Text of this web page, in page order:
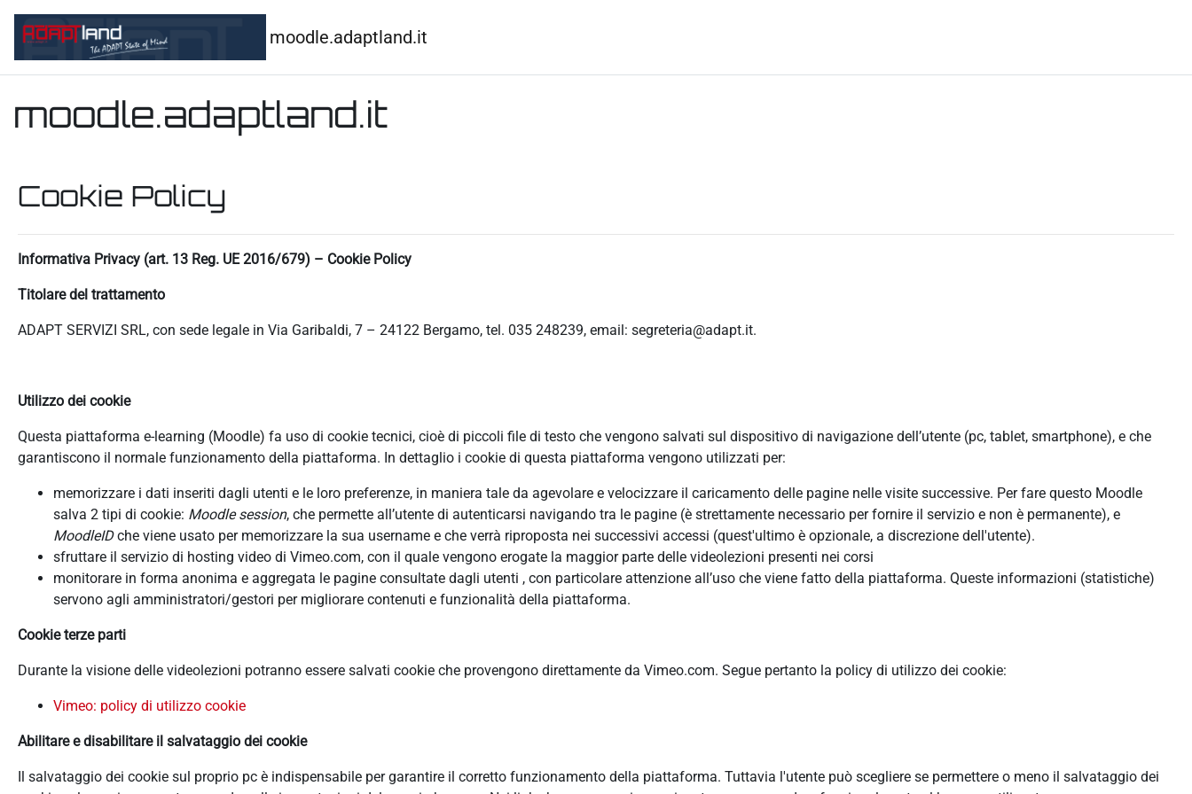
moodle.adaptland.it
moodle.adaptland.it
Cookie Policy
Informativa Privacy (art. 13 Reg. UE 2016/679) – Cookie Policy
Titolare del trattamento
ADAPT SERVIZI SRL, con sede legale in Via Garibaldi, 7 – 24122 Bergamo, tel. 035 248239, email: segreteria@adapt.it.
Utilizzo dei cookie
Questa piattaforma e-learning (Moodle) fa uso di cookie tecnici, cioè di piccoli file di testo che vengono salvati sul dispositivo di navigazione dell’utente (pc, tablet, smartphone), e che
garantiscono il normale funzionamento della piattaforma. In dettaglio i cookie di questa piattaforma vengono utilizzati per:
memorizzare i dati inseriti dagli utenti e le loro preferenze, in maniera tale da agevolare e velocizzare il caricamento delle pagine nelle visite successive. Per fare questo Moodle
salva 2 tipi di cookie: Moodle session, che permette all’utente di autenticarsi navigando tra le pagine (è strettamente necessario per fornire il servizio e non è permanente), e
MoodleIDche viene usato per memorizzare la sua username e che verrà riproposta nei successivi accessi (quest'ultimo è opzionale, a discrezione dell'utente).
sfruttare il servizio di hosting video di Vimeo.com, con il quale vengono erogate la maggior parte delle videolezioni presenti nei corsi
monitorare in forma anonima e aggregata le pagine consultate dagli utenti , con particolare attenzione all’uso che viene fatto della piattaforma. Queste informazioni (statistiche)
servono agli amministratori/gestori per migliorare contenuti e funzionalità della piattaforma.
Cookie terze parti
Durante la visione delle videolezioni potranno essere salvati cookie che provengono direttamente da Vimeo.com. Segue pertanto la policy di utilizzo dei cookie:
Vimeo: policy di utilizzo cookie
Abilitare e disabilitare il salvataggio dei cookie
Il salvataggio dei cookie sul proprio pc è indispensabile per garantire il corretto funzionamento della piattaforma. Tuttavia l'utente può scegliere se permettere o meno il salvataggio dei